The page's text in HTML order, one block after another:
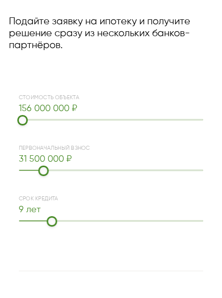
Подайте заявку на ипотеку и получите
решение сразу из нескольких банков-
партнёров.
СТОИМОСТЬ ОБЪЕКТА
156 000 000 ₽
ПЕРВОНАЧАЛЬНЫЙ ВЗНОС
31 500 000 ₽
СРОК КРЕДИТА
9 лет